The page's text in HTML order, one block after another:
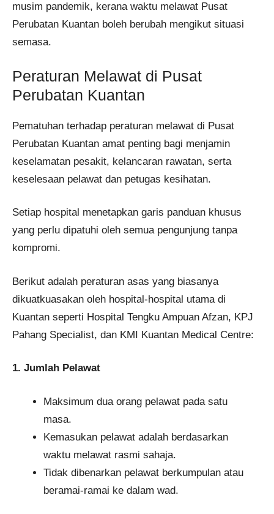
musim pandemik, kerana waktu melawat Pusat
Perubatan Kuantan boleh berubah mengikut situasi
semasa.
Peraturan Melawat di Pusat
Perubatan Kuantan
Pematuhan terhadap peraturan melawat di Pusat
Perubatan Kuantan amat penting bagi menjamin
keselamatan pesakit, kelancaran rawatan, serta
keselesaan pelawat dan petugas kesihatan.
Setiap hospital menetapkan garis panduan khusus
yang perlu dipatuhi oleh semua pengunjung tanpa
kompromi.
Berikut adalah peraturan asas yang biasanya
dikuatkuasakan oleh hospital-hospital utama di
Kuantan seperti Hospital Tengku Ampuan Afzan, KPJ
Pahang Specialist, dan KMI Kuantan Medical Centre:
1. Jumlah Pelawat
Maksimum dua orang pelawat pada satu
masa.
Kemasukan pelawat adalah berdasarkan
waktu melawat rasmi sahaja.
Tidak dibenarkan pelawat berkumpulan atau
beramai-ramai ke dalam wad.